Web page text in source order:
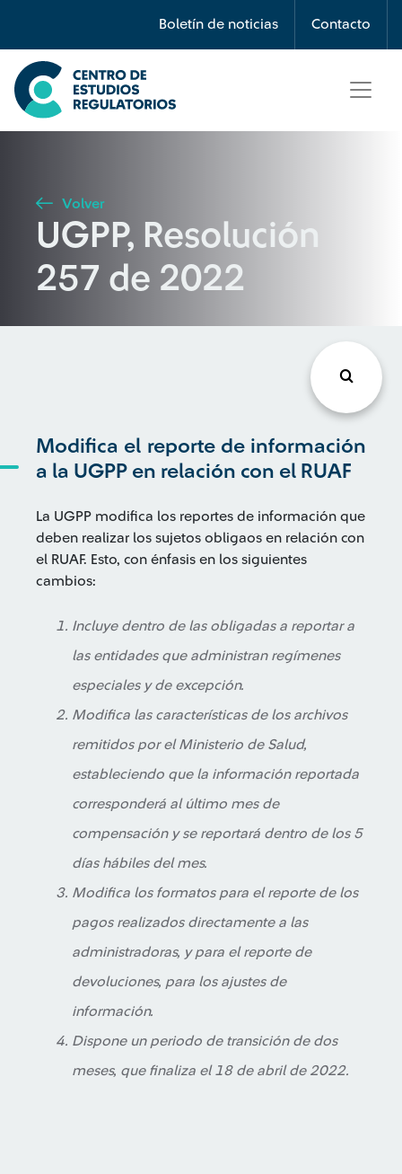
Boletín de noticias Contacto
Búsqueda
Seleccione país
Buscar
Volver
UGPP, Resolución
257 de 2022
Modifica el reporte de información
a la UGPP en relación con el RUAF
La UGPP modifica los reportes de información que
deben realizar los sujetos obligaos en relación con
el RUAF. Esto, con énfasis en los siguientes
cambios:
Incluye dentro de las obligadas a reportar a
las entidades que administran regímenes
especiales y de excepción.
Modifica las características de los archivos
remitidos por el Ministerio de Salud,
estableciendo que la información reportada
corresponderá al último mes de
compensación y se reportará dentro de los 5
días hábiles del mes.
Modifica los formatos para el reporte de los
pagos realizados directamente a las
administradoras, y para el reporte de
devoluciones, para los ajustes de
información.
Dispone un periodo de transición de dos
meses, que finaliza el 18 de abril de 2022.